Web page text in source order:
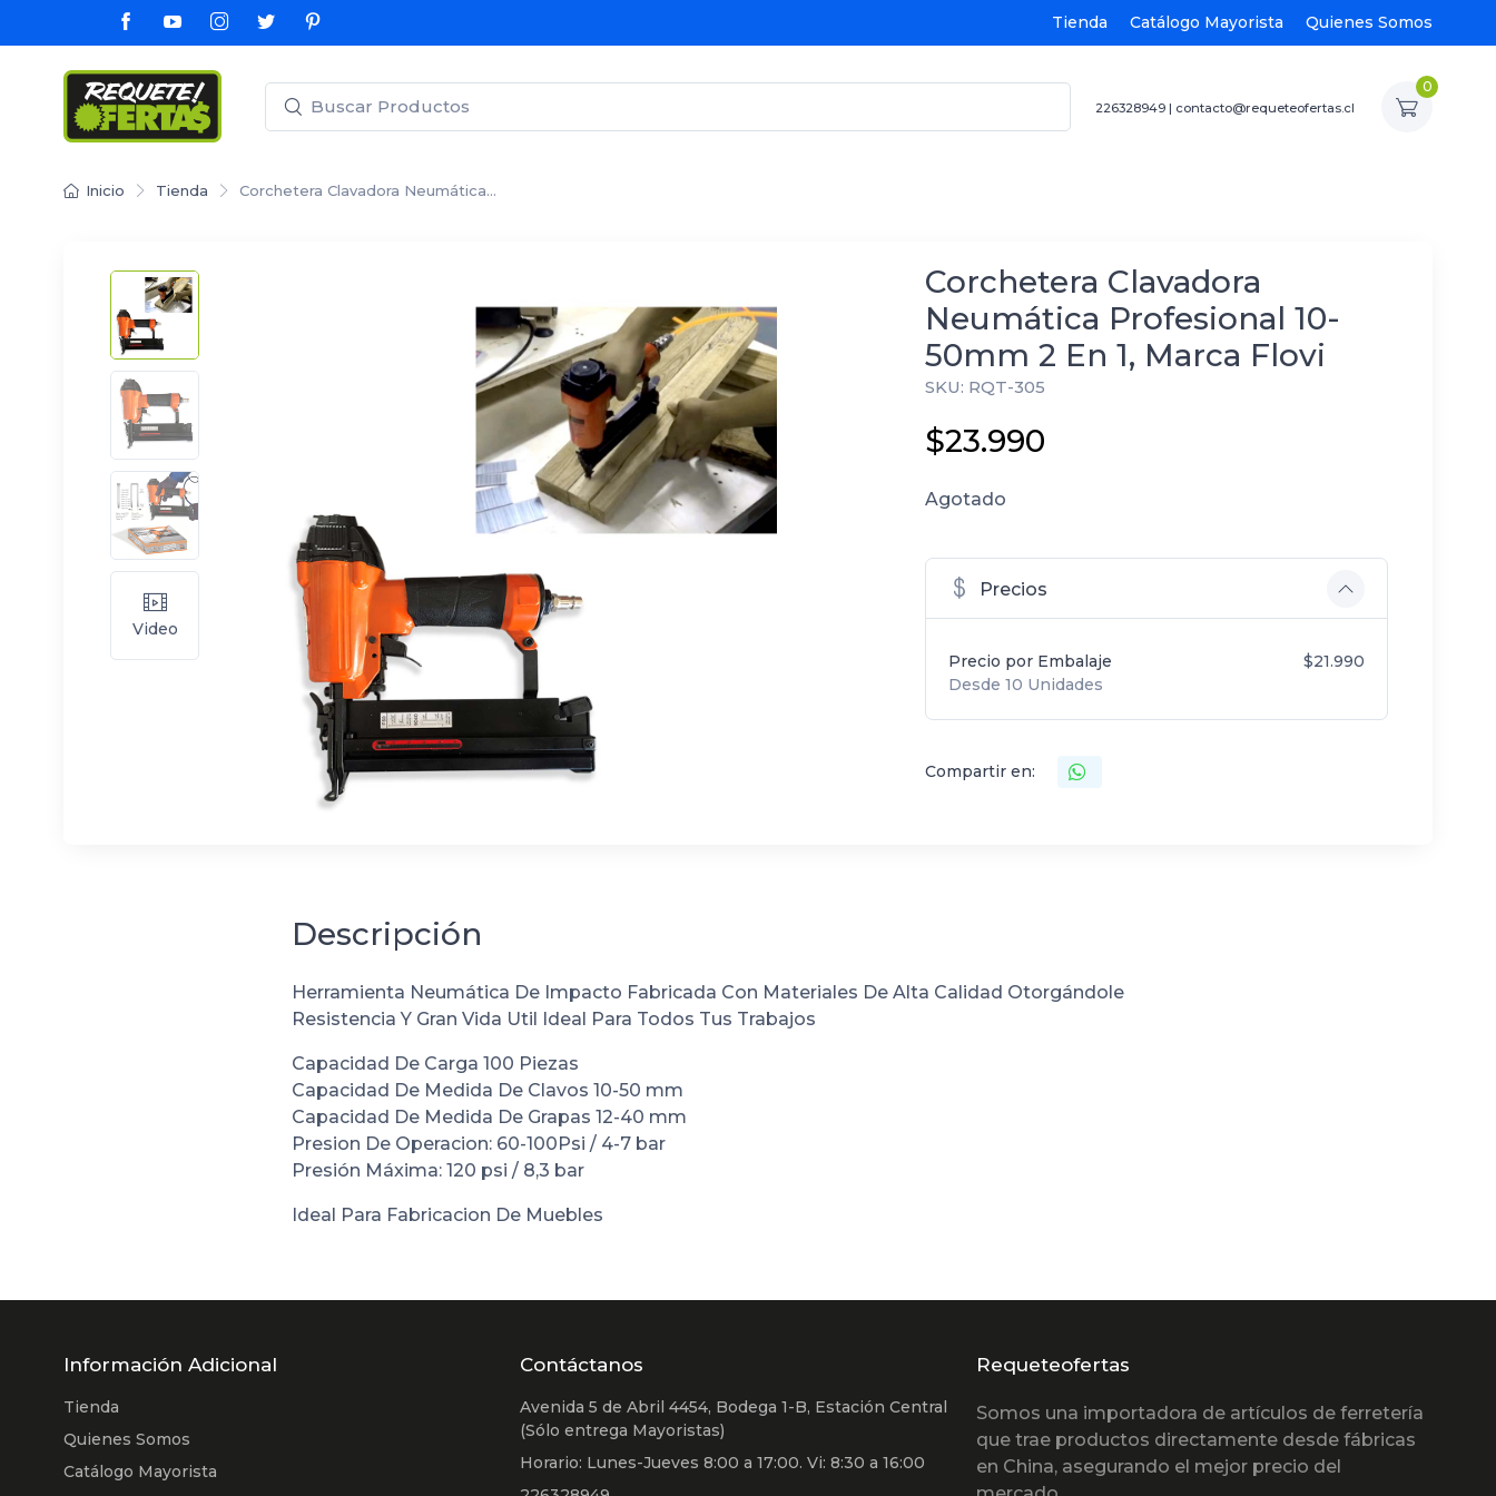
Tienda Catálogo Mayorista Quienes Somos
226328949 | contacto@requeteofertas.cl
0
Inicio Tienda Corchetera Clavadora Neumática…
Video
Corchetera Clavadora
Neumática Profesional 10-
50mm 2 En 1, Marca Flovi
SKU: RQT-305
$23.990
Agotado
Precios
Precio por Embalaje
Desde 10 Unidades
$21.990
Compartir en:
Descripción
Herramienta Neumática De Impacto Fabricada Con Materiales De Alta Calidad Otorgándole
Resistencia Y Gran Vida Util Ideal Para Todos Tus Trabajos
Capacidad De Carga 100 Piezas
Capacidad De Medida De Clavos 10-50 mm
Capacidad De Medida De Grapas 12-40 mm
Presion De Operacion: 60-100Psi / 4-7 bar
Presión Máxima: 120 psi / 8,3 bar
Ideal Para Fabricacion De Muebles
Información Adicional
Tienda
Quienes Somos
Catálogo Mayorista
Contáctanos
Avenida 5 de Abril 4454, Bodega 1-B, Estación Central
(Sólo entrega Mayoristas)
Horario: Lunes-Jueves 8:00 a 17:00. Vi: 8:30 a 16:00
Requeteofertas
Somos una importadora de artículos de ferretería
que trae productos directamente desde fábricas
en China, asegurando el mejor precio del